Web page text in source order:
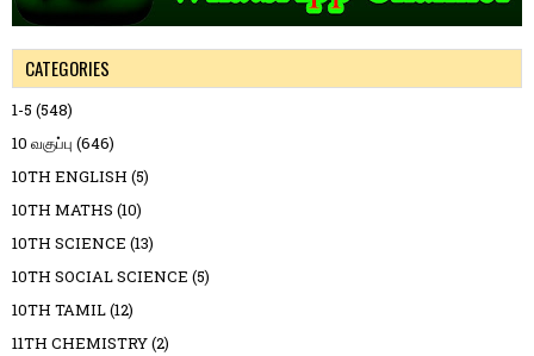
CATEGORIES
1-5 (548)
10 வகுப்பு (646)
10TH ENGLISH (5)
10TH MATHS (10)
10TH SCIENCE (13)
10TH SOCIAL SCIENCE (5)
10TH TAMIL(12)
11TH CHEMISTRY(2)